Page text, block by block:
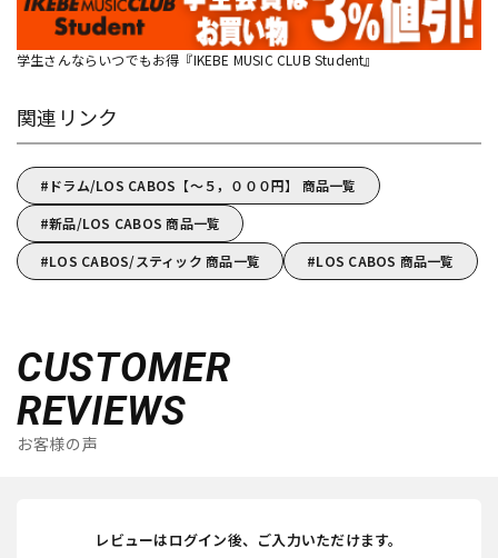
学生さんならいつでもお得『IKEBE MUSIC CLUB Student』
関連リンク
ドラム/LOS CABOS【～５，０００円】 商品一覧
新品/LOS CABOS 商品一覧
LOS CABOS/スティック 商品一覧
LOS CABOS 商品一覧
CUSTOMER
REVIEWS
お客様の声
レビューはログイン後、ご入力いただけます。